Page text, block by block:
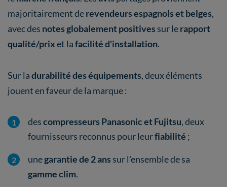
majoritairement derevendeurs espagnols et belges,
avec des notes globalement positives sur lerapport
qualité/prixet lafacilité d'installation.
Sur ladurabilité des équipements, deux éléments
jouent en faveur de la marque :
descompresseurs Panasonic et Fujitsu, deux
fournisseurs reconnus pour leurfiabilité ;
unegarantie de 2 ans sur l'ensemble de sa
gamme clim.